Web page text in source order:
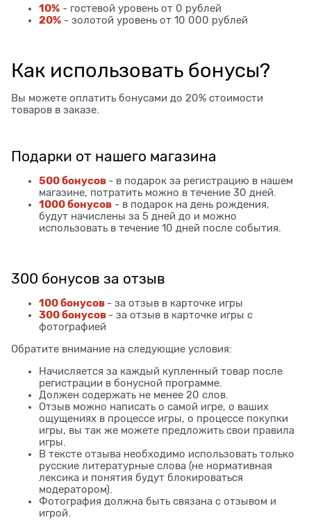
10% - гостевой уровень от 0 рублей
20% - золотой уровень от 10 000 рублей
Как использовать бонусы?
Вы можете оплатить бонусами до 20% стоимости
товаров в заказе.
Подарки от нашего магазина
500 бонусов - в подарок за регистрацию в нашем
магазине, потратить можно в течение 30 дней.
1000 бонусов - в подарок на день рождения,
будут начислены за 5 дней до и можно
использовать в течение 10 дней после события.
300 бонусов за отзыв
100 бонусов - за отзыв в карточке игры
300 бонусов - за отзыв в карточке игры с
фотографией
Обратите внимание на следующие условия:
Начисляется за каждый купленный товар после
регистрации в бонусной программе.
Должен содержать не менее 20 слов.
Отзыв можно написать о самой игре, о ваших
ощущениях в процессе игры, о процессе покупки
игры, вы так же можете предложить свои правила
игры.
В тексте отзыва необходимо использовать только
русские литературные слова (не нормативная
лексика и понятия будут блокироваться
модератором).
Фотография должна быть связана с отзывом и
игрой.